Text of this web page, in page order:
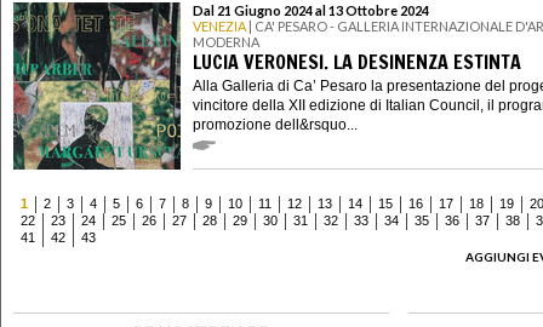
Dal 21 Giugno 2024 al 13 Ottobre 2024
VENEZIA | CA' PESARO - GALLERIA INTERNAZIONALE
MODERNA
LUCIA VERONESI. LA DESINENZA ESTINTA
Alla Galleria di Ca’ Pesaro la presentazione del
vincitore della XII edizione di Italian Council, il
promozione dell&rsquo...
1 2 3 4 5 6 7 8 9 10 11 12 13 14 15 16 17 18 19
20
22
23 24 25 26 27 28 29 30 31 32 33 34 35 36 37 38
41
42
43
AGGIUNGI